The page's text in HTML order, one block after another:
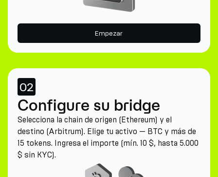
Empezar
02
Configure su bridge
Selecciona la chain de origen (Ethereum) y el
destino (Arbitrum). Elige tu activo — BTC y más de
15 tokens. Ingresa el importe (mín. 10 $, hasta 5.000
$ sin KYC).